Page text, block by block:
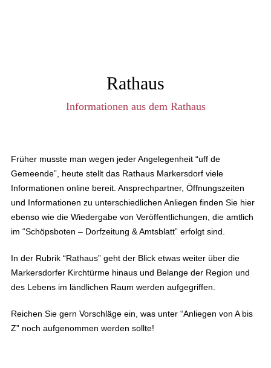
Rathaus
Informationen aus dem Rathaus
Früher musste man wegen jeder Angelegenheit “uff de
Gemeende”, heute stellt das Rathaus Markersdorf viele
Informationen online bereit. Ansprechpartner, Öffnungszeiten
und Informationen zu unterschiedlichen Anliegen finden Sie hier
ebenso wie die Wiedergabe von Veröffentlichungen, die amtlich
im “Schöpsboten – Dorfzeitung & Amtsblatt” erfolgt sind.
In der Rubrik “Rathaus” geht der Blick etwas weiter über die
Markersdorfer Kirchtürme hinaus und Belange der Region und
des Lebens im ländlichen Raum werden aufgegriffen.
Reichen Sie gern Vorschläge ein, was unter “Anliegen von A bis
Z” noch aufgenommen werden sollte!